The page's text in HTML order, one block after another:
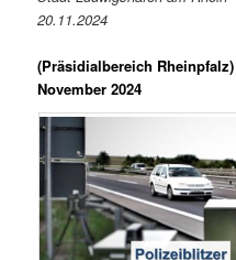
20.11.2024
(Präsidialbereich Rheinpfalz)
November 2024